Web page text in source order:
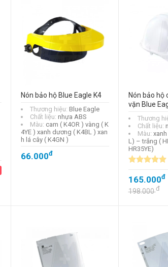
Nón bảo hộ Blue Eagle K4
Thương hiệu: Blue Eagle
Chất liệu: nhựa ABS
Màu: cam ( K4OR ) vàng ( K
4YE ) xanh dương ( K4BL ) xan
h lá cây ( K4GN )
66.000đ
Nón bảo hộ
vặn Blue
Thương
Chất liệu:
Màu:
L) – trắng (
HR35YE)
165.000đ
198.000đ